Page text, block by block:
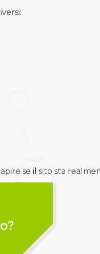
se il sito sta